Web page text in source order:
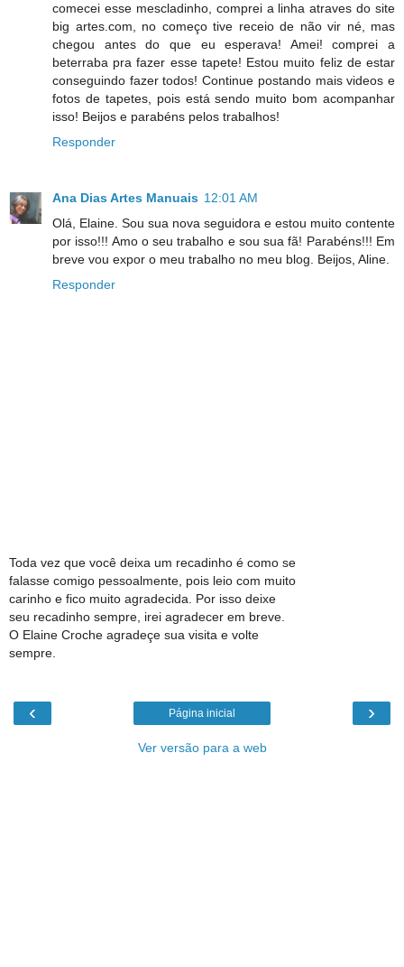
comecei esse mescladinho, comprei a linha atraves do site
big artes.com, no começo tive receio de não vir né, mas
chegou antes do que eu esperava! Amei! comprei a
beterraba pra fazer esse tapete! Estou muito feliz de estar
conseguindo fazer todos! Continue postando mais videos e
fotos de tapetes, pois está sendo muito bom acompanhar
isso! Beijos e parabéns pelos trabalhos!
Responder
Ana Dias Artes Manuais 12:01 AM
Olá, Elaine. Sou sua nova seguidora e estou muito contente
por isso!!! Amo o seu trabalho e sou sua fã! Parabéns!!! Em
breve vou expor o meu trabalho no meu blog. Beijos, Aline.
Responder
Toda vez que você deixa um recadinho é como se
falasse comigo pessoalmente, pois leio com muito
carinho e fico muito agradecida. Por isso deixe
seu recadinho sempre, irei agradecer em breve.
O Elaine Croche agradeçe sua visita e volte
sempre.
‹ ›
Página inicial
Ver versão para a web